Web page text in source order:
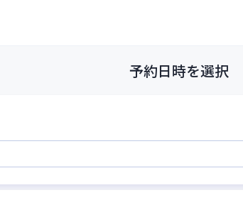
予約日時を選択